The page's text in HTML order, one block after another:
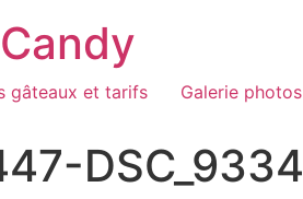
gâteaux et tarifs Galerie photos
DSC_9334